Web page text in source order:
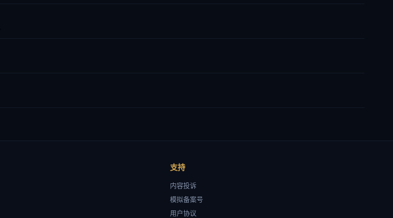
支持
内容投诉
模拟备案号
用户协议